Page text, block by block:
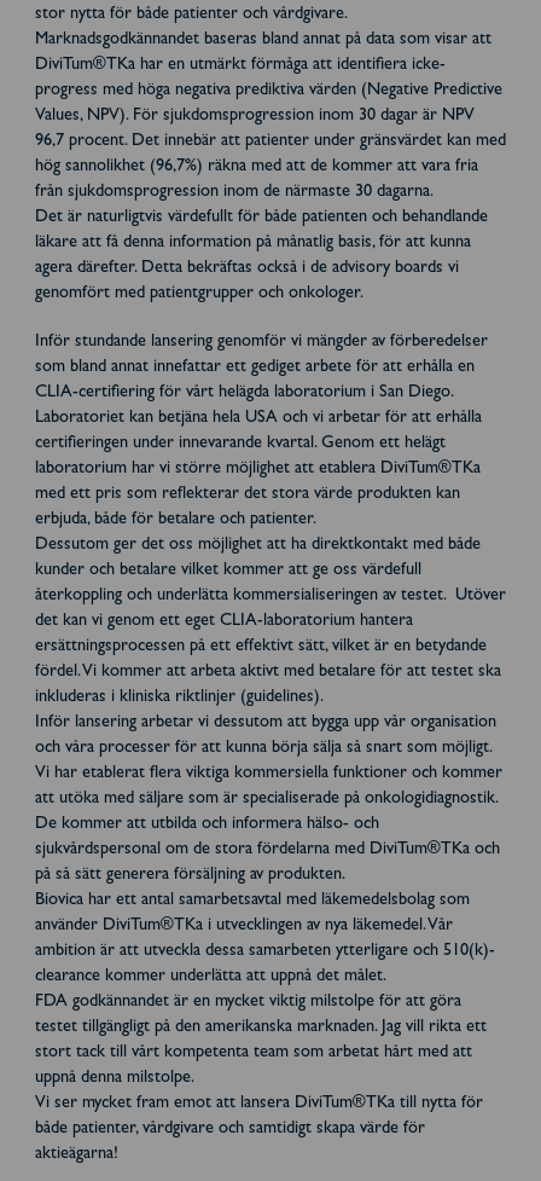
stor nytta för både patienter och vårdgivare.
Marknadsgodkännandet baseras bland annat på data som visar att
DiviTum®TKa har en utmärkt förmåga att identifiera icke-
progress med höga negativa prediktiva värden (Negative Predictive
Values, NPV). För sjukdomsprogression inom 30 dagar är NPV
96,7 procent. Det innebär att patienter under gränsvärdet kan med
hög sannolikhet (96,7%) räkna med att de kommer att vara fria
från sjukdomsprogression inom de närmaste 30 dagarna.
Det är naturligtvis värdefullt för både patienten och behandlande
läkare att få denna information på månatlig basis, för att kunna
agera därefter. Detta bekräftas också i de advisory boards vi
genomfört med patientgrupper och onkologer.
Inför stundande lansering genomför vi mängder av förberedelser
som bland annat innefattar ett gediget arbete för att erhålla en
CLIA-certifiering för vårt helägda laboratorium i San Diego.
Laboratoriet kan betjäna hela USA och vi arbetar för att erhålla
certifieringen under innevarande kvartal. Genom ett helägt
laboratorium har vi större möjlighet att etablera DiviTum®TKa
med ett pris som reflekterar det stora värde produkten kan
erbjuda, både för betalare och patienter.
Dessutom ger det oss möjlighet att ha direktkontakt med både
kunder och betalare vilket kommer att ge oss värdefull
återkoppling och underlätta kommersialiseringen av testet. Utöver
det kan vi genom ett eget CLIA-laboratorium hantera
ersättningsprocessen på ett effektivt sätt, vilket är en betydande
fördel. Vi kommer att arbeta aktivt med betalare för att testet ska
inkluderas i kliniska riktlinjer (guidelines).
Inför lansering arbetar vi dessutom att bygga upp vår organisation
och våra processer för att kunna börja sälja så snart som möjligt.
Vi har etablerat flera viktiga kommersiella funktioner och kommer
att utöka med säljare som är specialiserade på onkologidiagnostik.
De kommer att utbilda och informera hälso- och
sjukvårdspersonal om de stora fördelarna med DiviTum®TKa och
på så sätt generera försäljning av produkten.
Biovica har ett antal samarbetsavtal med läkemedelsbolag som
använder DiviTum®TKa i utvecklingen av nya läkemedel. Vår
ambition är att utveckla dessa samarbeten ytterligare och 510(k)-
clearance kommer underlätta att uppnå det målet.
FDA godkännandet är en mycket viktig milstolpe för att göra
testet tillgängligt på den amerikanska marknaden. Jag vill rikta ett
stort tack till vårt kompetenta team som arbetat hårt med att
uppnå denna milstolpe.
Vi ser mycket fram emot att lansera DiviTum®TKa till nytta för
både patienter, vårdgivare och samtidigt skapa värde för
aktieägarna!